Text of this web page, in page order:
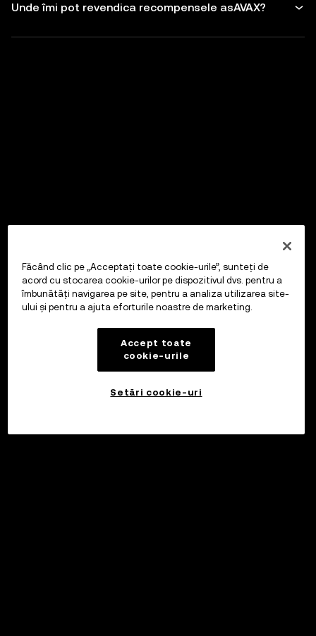
Unde îmi pot revendica recompensele asAVAX?
Făcând clic pe „Acceptați toate cookie-urile”, sunteți de
acord cu stocarea cookie-urilor pe dispozitivul dvs. pentru a
îmbunătăți navigarea pe site, pentru a analiza utilizarea site-
ului și pentru a ajuta eforturile noastre de marketing.
Accept toate
cookie-urile
Setări cookie-uri